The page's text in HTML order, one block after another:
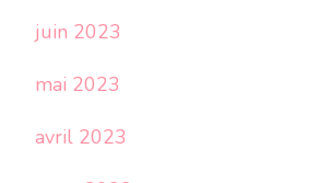
juin 2023
mai 2023
avril 2023